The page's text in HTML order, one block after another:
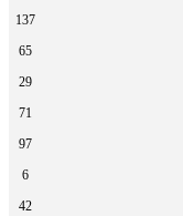
137
65
29
71
97
6
42